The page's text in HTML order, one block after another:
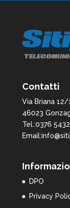
Contatti
Via Briana 12/
46023
Tel.:0376
DPO
Privacy